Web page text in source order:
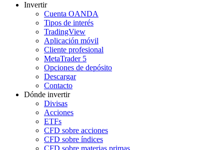
Invertir
Cuenta OANDA
Tipos de interés
TradingView
Aplicación móvil
Cliente profesional
MetaTrader 5
Opciones de depósito
Descargar
Contacto
Dónde invertir
Divisas
Acciones
ETFs
CFD sobre acciones
CFD sobre índices